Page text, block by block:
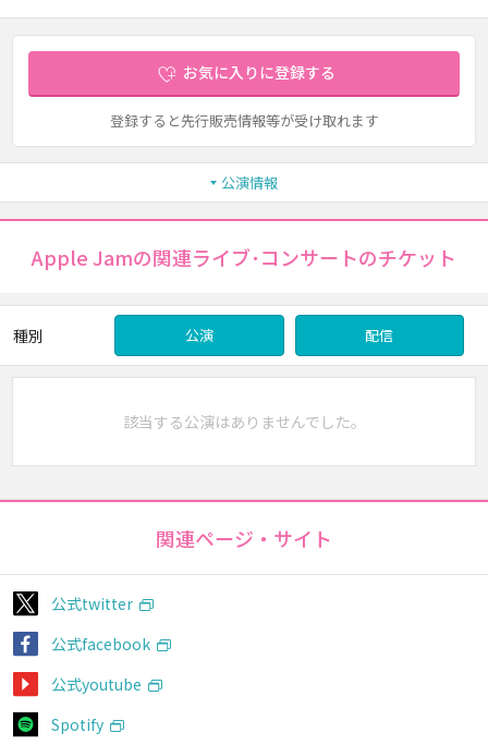
お気に入りに登録する
登録すると先行販売情報等が受け取れます
公演情報
Apple Jamの関連ライブ･コンサートのチケット
種別 公演 配信
該当する公演はありませんでした。
関連ページ・サイト
公式twitter
公式facebook
公式youtube
Spotify